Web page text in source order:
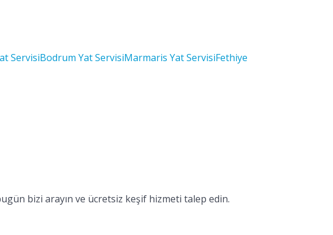
ServisiBodrum Yat ServisiMarmaris Yat ServisiFethiye
bizi arayın ve ücretsiz keşif hizmeti talep edin.